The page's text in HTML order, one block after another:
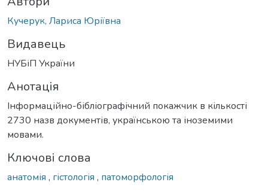
Кучерук, Лариса Юріївна
Видавець
НУБіП України
Анотація
Інформаційно-бібліографічний покажчик в кількості
2730 назв документів, українською та іноземими
мовами.
Ключові слова
анатомія , гістологія , патоморфологія